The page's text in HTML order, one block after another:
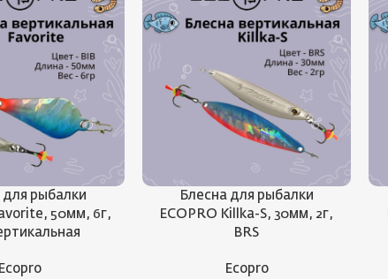
для рыбалки
50мм, 6г,
Ecopro
Блесна для рыбалки
ECOPRO Killka-S, 30мм, 2г,
BRS
Ecopro